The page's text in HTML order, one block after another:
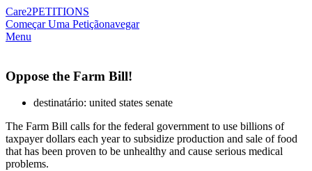
Care2PETITIONS
Começar Uma Petiçãonavegar
Menu
Oppose the Farm Bill!
destinatário: united states senate
The Farm Bill calls for the federal government to use billions of
taxpayer dollars each year to subsidize production and sale of food
that has been proven to be unhealthy and cause serious medical
problems.